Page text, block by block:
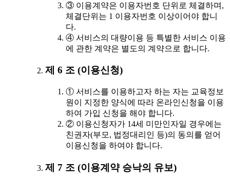
③ 이용계약은 이용자번호 단위로 체결하며,
체결단위는 1 이용자번호 이상이어야 합니
다.
④ 서비스의 대량이용 등 특별한 서비스 이용
에 관한 계약은 별도의 계약으로 합니다.
제 6 조 (이용신청)
① 서비스를 이용하고자 하는 자는 교육정보
원이 지정한 양식에 따라 온라인신청을 이용
하여 가입 신청을 해야 합니다.
② 이용신청자가 14세 미만인자일 경우에는
친권자(부모, 법정대리인 등)의 동의를 얻어
이용신청을 하여야 합니다.
제 7 조 (이용계약 승낙의 유보)